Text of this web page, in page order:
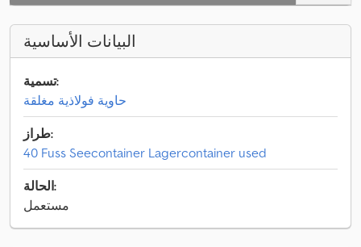
البيانات الأساسية
تسمية:
حاوية فولاذية مغلقة
طراز:
40 Fuss Seecontainer Lagercontainer used
الحالة:
مستعمل